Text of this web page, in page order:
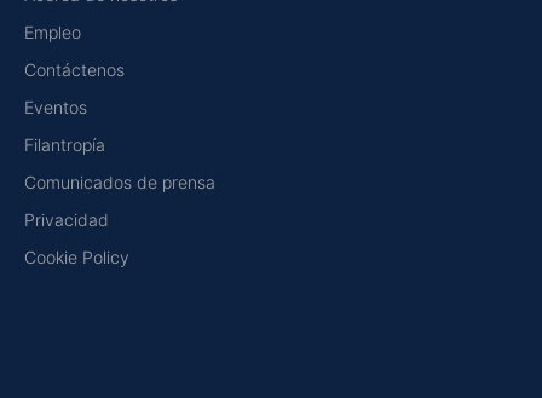
Empleo
Contáctenos
Eventos
Filantropía
Comunicados de prensa
Privacidad
Cookie Policy